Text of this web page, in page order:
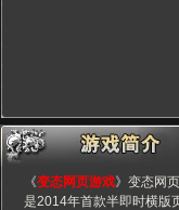
《变态网页游戏》变态网
是2014年首款半即时横版